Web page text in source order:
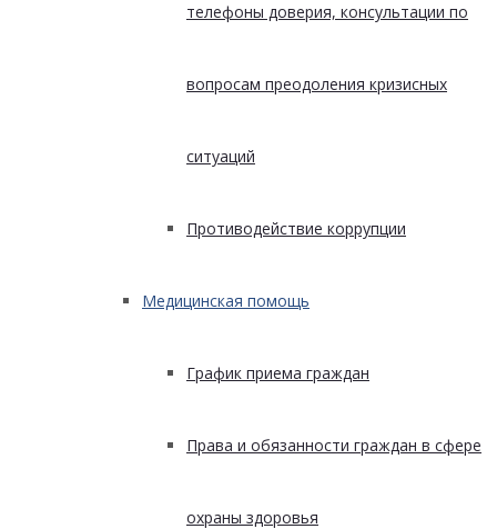
телефоны доверия, консультации по
вопросам преодоления кризисных
ситуаций
Противодействие коррупции
Медицинская помощь
График приема граждан
Права и обязанности граждан в сфере
охраны здоровья